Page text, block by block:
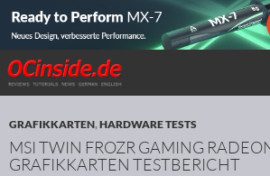
Redaktion ocinside.de PC Hardware
Suchen
ZUM INHALT SPRINGEN
GRAFIKKARTEN,HARDWARE TESTS
MSI TWIN FROZR GAMING
GRAFIKKARTEN TESTBERICHT